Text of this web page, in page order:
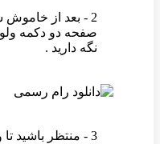
2 - بعد از
صفحه دو دکمه
نگه دارید .
3 - منتظر باشید تا وارد صفحه ریکاوری بشید .